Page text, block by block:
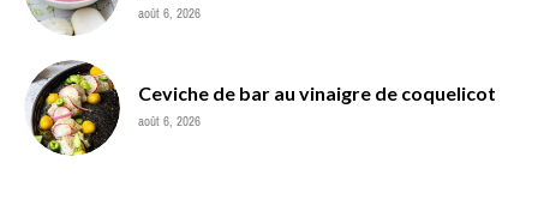
août 6, 2026
Ceviche de bar au vinaigre de coquelicot
août 6, 2026